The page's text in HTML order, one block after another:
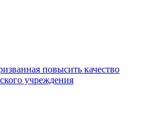
повысить качество
учреждения